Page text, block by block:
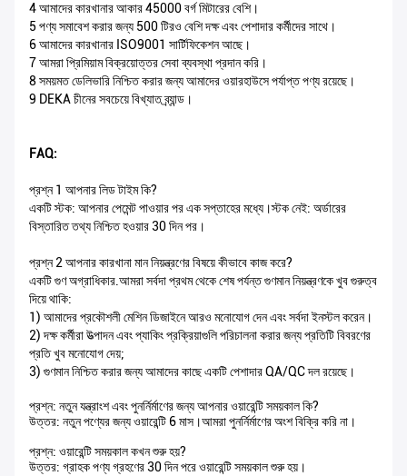
4 আমাদের কারখানার আকার 45000 বর্গ মিটারের বেশি।
5 পণ্য সমাবেশ করার জন্য 500 টিরও বেশি দক্ষ এবং পেশাদার কর্মীদের সাথে।
6 আমাদের কারখানার ISO9001 সার্টিফিকেশন আছে।
7 আমরা প্রিমিয়াম বিক্রয়োত্তর সেবা ব্যবস্থা প্রদান করি।
8 সময়মত ডেলিভারি নিশ্চিত করার জন্য আমাদের ওয়ারহাউসে পর্যাপ্ত পণ্য রয়েছে।
9 DEKA চীনের সবচেয়ে বিখ্যাত ব্র্যান্ড।
FAQ:
প্রশ্ন 1 আপনার লিড টাইম কি?
একটি স্টক: আপনার পেমেন্ট পাওয়ার পর এক সপ্তাহের মধ্যে।স্টক নেই: অর্ডারের
বিস্তারিত তথ্য নিশ্চিত হওয়ার 30 দিন পর।
প্রশ্ন 2 আপনার কারখানা মান নিয়ন্ত্রণের বিষয়ে কীভাবে কাজ করে?
একটি গুণ অগ্রাধিকার.আমরা সর্বদা প্রথম থেকে শেষ পর্যন্ত গুণমান নিয়ন্ত্রণকে খুব গুরুত্ব
দিয়ে থাকি:
1) আমাদের প্রকৌশলী মেশিন ডিজাইনে আরও মনোযোগ দেন এবং সর্বদা ইনস্টল করেন।
2) দক্ষ কর্মীরা উত্পাদন এবং প্যাকিং প্রক্রিয়াগুলি পরিচালনা করার জন্য প্রতিটি বিবরণের
প্রতি খুব মনোযোগ দেয়;
3) গুণমান নিশ্চিত করার জন্য আমাদের কাছে একটি পেশাদার QA/QC দল রয়েছে।
প্রশ্ন: নতুন যন্ত্রাংশ এবং পুনর্নির্মাণের জন্য আপনার ওয়ারেন্টি সময়কাল কি?
উত্তর: নতুন পণ্যের জন্য ওয়ারেন্টি 6 মাস।আমরা পুনর্নির্মাণের অংশ বিক্রি করি না।
প্রশ্ন: ওয়ারেন্টি সময়কাল কখন শুরু হয়?
উত্তর: গ্রাহক পণ্য গ্রহণের 30 দিন পরে ওয়ারেন্টি সময়কাল শুরু হয়।